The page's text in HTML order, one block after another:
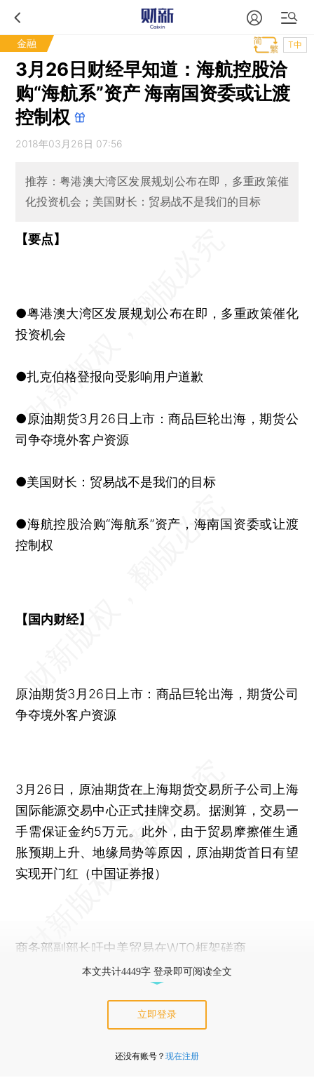
金融 T中
3月26日财经早知道：海航控股洽
购“海航系”资产 海南国资委或让渡
控制权
2018年03月26日 07:56
推荐：粤港澳大湾区发展规划公布在即，多重政策催
化投资机会；美国财长：贸易战不是我们的目标
【要点】
●粤港澳大湾区发展规划公布在即，多重政策催化
投资机会
●扎克伯格登报向受影响用户道歉
●原油期货3月26日上市：商品巨轮出海，期货公
司争夺境外客户资源
●美国财长：贸易战不是我们的目标
●海航控股洽购“海航系”资产，海南国资委或让渡
控制权
【国内财经】
原油期货3月26日上市：商品巨轮出海，期货公司
争夺境外客户资源
3月26日，原油期货在上海期货交易所子公司上海
国际能源交易中心正式挂牌交易。据测算，交易一
手需保证金约5万元。此外，由于贸易摩擦催生通
胀预期上升、地缘局势等原因，原油期货首日有望
实现开门红（中国证券报）
商务部副部长吁中美贸易在WTO框架磋商
本文共计4449字 登录即可阅读全文
立即登录
还没有账号？ 现在注册